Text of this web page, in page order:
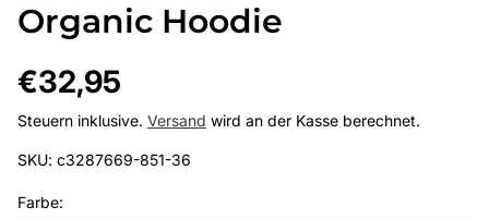
Organic Hoodie
Regulärer
Preis
€32,95
Steuern inklusive. Versand wird an der Kasse berechnet.
SKU: c3287669-851-36
Farbe: